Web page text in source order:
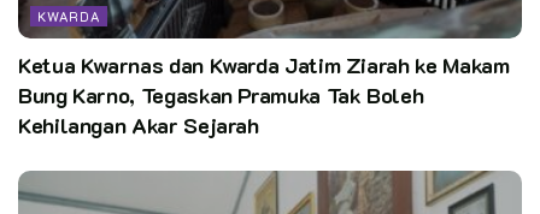
KWARDA
Ketua Kwarnas dan Kwarda Jatim Ziarah ke Makam
Bung Karno, Tegaskan Pramuka Tak Boleh
Kehilangan Akar Sejarah